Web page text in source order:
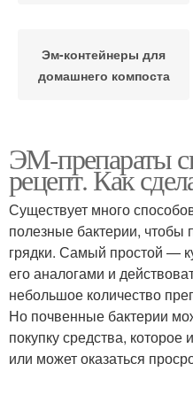
Эм-контейнеры для
домашнего компоста
ЭМ-препараты
рецепт. Как
Существует много
полезные бактерии, чтобы
грядки. Самый простой —
его аналогами и
небольшое количество
Но почвенные бактерии
покупку средства, которое
или может оказаться